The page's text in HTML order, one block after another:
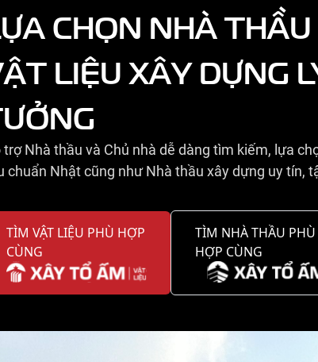
CHỌN NHÀ
LIỆU XÂY DỰNG
trợ Nhà thầu và Chủ nhà dễ dàng tìm kiếm, lựa
chuẩn Nhật cũng như Nhà thầu xây dựng uy tín,
TÌM VẬT LIỆU PHÙ HỢP
CÙNG
TÌM NHÀ THẦU PHÙ
HỢP CÙNG